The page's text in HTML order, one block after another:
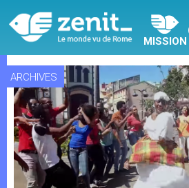
MISSION
ARCHIVES